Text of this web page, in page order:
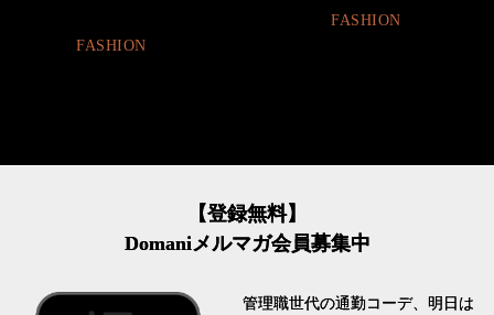
FASHION
FASHION
【登録無料】
Domaniメルマガ会員募集中
管理職世代の通勤コーデ、明日は